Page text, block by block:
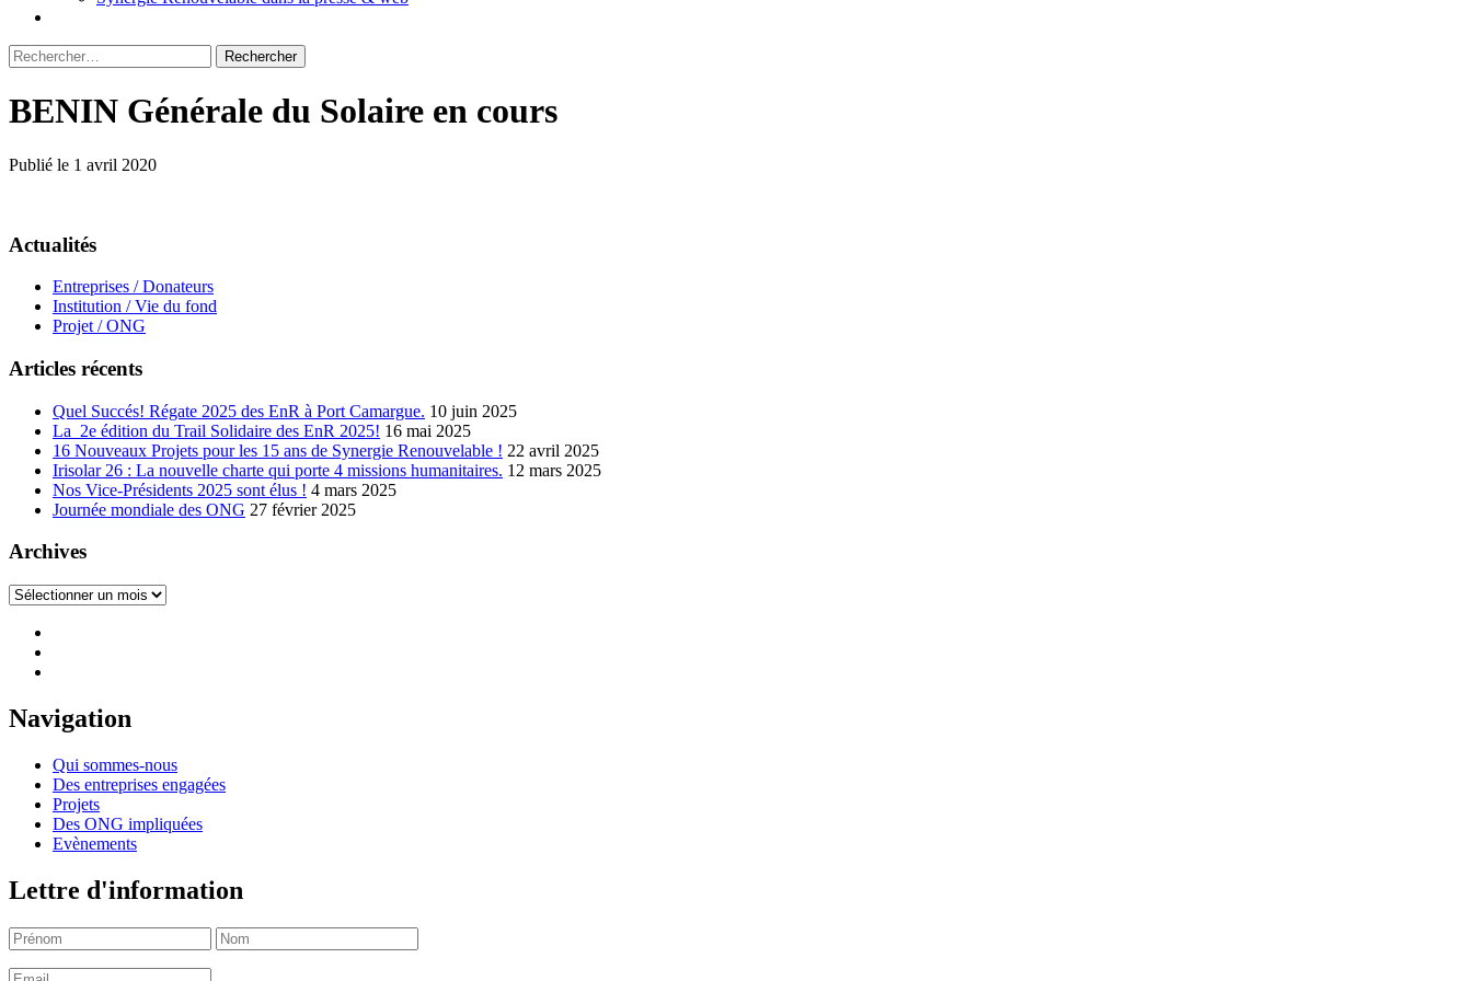
Rechercher :
BENIN Générale du Solaire en cours
Publié le 1 avril 2020
Actualités
Entreprises / Donateurs
Institution / Vie du fond
Projet / ONG
Articles récents
Quel Succés! Régate 2025 des EnR à Port Camargue. 10 juin 2025
La 2e édition du Trail Solidaire des EnR 2025! 16 mai 2025
16 Nouveaux Projets pour les 15 ans de Synergie Renouvelable ! 22 avril 2025
Irisolar 26 : La nouvelle charte qui porte 4 missions humanitaires. 12 mars 2025
Nos Vice-Présidents 2025 sont élus ! 4 mars 2025
Journée mondiale des ONG 27 février 2025
Archives
Archives
Navigation
Qui sommes-nous
Des entreprises engagées
Projets
Des ONG impliquées
Evènements
Lettre d'information